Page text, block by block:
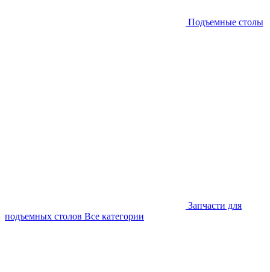
Подъемные столы
Запчасти для
подъемных столов Все категории